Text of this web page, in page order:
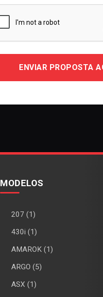
ENVIAR PROPOSTA
MODELOS
207 (1)
430i (1)
AMAROK (1)
ARGO (5)
ASX (1)